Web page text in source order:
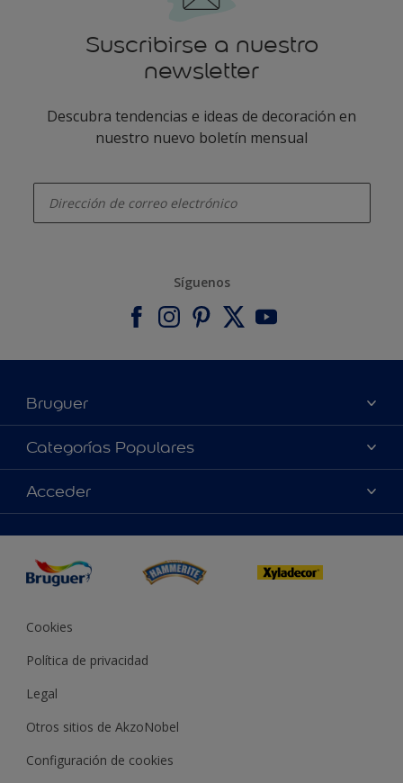
Suscribirse a nuestro
newsletter
Descubra tendencias e ideas de decoración en
nuestro nuevo boletín mensual
Síguenos
Bruguer
Acerca de Bruguer
Contacta con nosotros
Buscar una tienda
Categorías Populares
Colores
Productos
Inspiración
Consejos
Acceder
Cookies
Política de privacidad
Legal
Otros sitios de AkzoNobel
Configuración de cookies